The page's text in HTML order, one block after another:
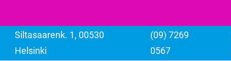
Siltasaarenk. 1, 00530
Helsinki
(09) 7269
0567